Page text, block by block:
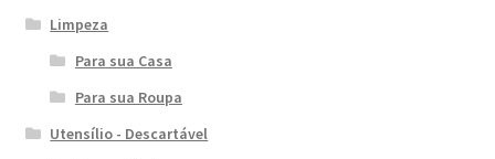
Limpeza
Para sua Casa
Para sua Roupa
Utensílio - Descartável